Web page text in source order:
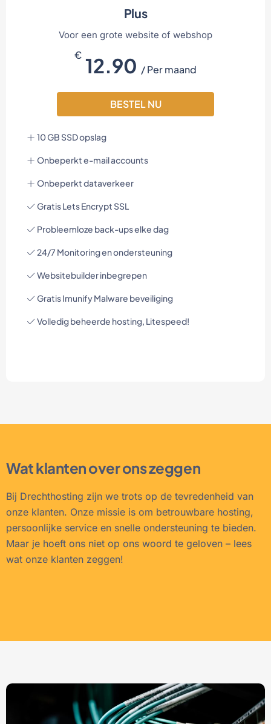
Plus
Voor een grote website of webshop
€ 12.90 / Per maand
BESTEL NU
10 GB SSD opslag
Onbeperkt e-mail accounts
Onbeperkt dataverkeer
Gratis Lets Encrypt SSL
Probleemloze back-ups elke dag
24/7 Monitoring en ondersteuning
Websitebuilder inbegrepen
Gratis Imunify Malware beveiliging
Volledig beheerde hosting, Litespeed!
Wat klanten over ons zeggen
Bij Drechthosting zijn we trots op de tevredenheid van
onze klanten. Onze missie is om betrouwbare hosting,
persoonlijke service en snelle ondersteuning te bieden.
Maar je hoeft ons niet op ons woord te geloven – lees
wat onze klanten zeggen!